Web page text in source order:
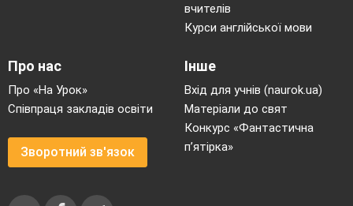
сформовані. Легені
готові до виконання
б’ється часто: 120
хвилину. Плід набу
ває певного
положення перед
пологами (вниз
головою)
вчителів
Курси англійської мови
Про нас
Про «На Урок»
Співпраця закладів освіти
Зворотний зв'язок
Інше
Вхід для учнів (naurok.ua)
Матеріали до свят
Конкурс «Фантастична
п’ятірка»